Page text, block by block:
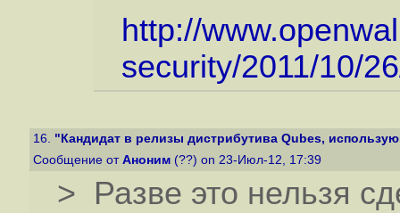
http://
security/2011/10/
16. "Кандидат в релизы дистрибутива Qubes,
Сообщение от Аноним (??) on 23-Июл-12, 17:39
> Разве это нельзя